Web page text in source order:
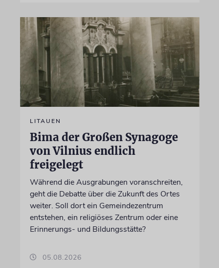
LITAUEN
Bima der Großen Synagoge
von Vilnius endlich
freigelegt
Während die Ausgrabungen voranschreiten,
geht die Debatte über die Zukunft des Ortes
weiter. Soll dort ein Gemeindezentrum
entstehen, ein religiöses Zentrum oder eine
Erinnerungs- und Bildungsstätte?
05.08.2026